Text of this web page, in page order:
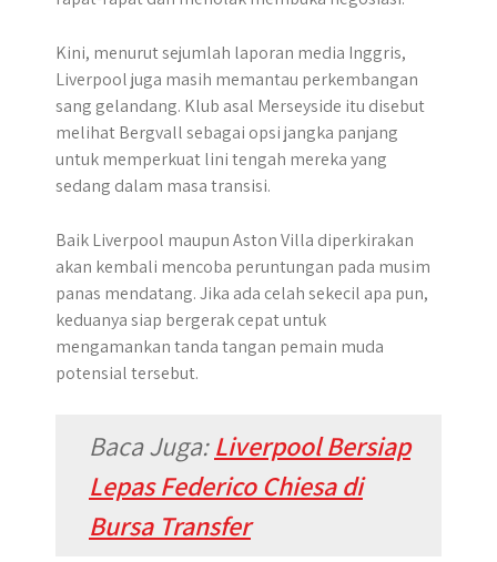
Kini, menurut sejumlah laporan media Inggris,
Liverpool juga masih memantau perkembangan
sang gelandang. Klub asal Merseyside itu disebut
melihat Bergvall sebagai opsi jangka panjang
untuk memperkuat lini tengah mereka yang
sedang dalam masa transisi.
Baik Liverpool maupun Aston Villa diperkirakan
akan kembali mencoba peruntungan pada musim
panas mendatang. Jika ada celah sekecil apa pun,
keduanya siap bergerak cepat untuk
mengamankan tanda tangan pemain muda
potensial tersebut.
Baca Juga:Liverpool Bersiap
Lepas Federico Chiesa di
Bursa Transfer